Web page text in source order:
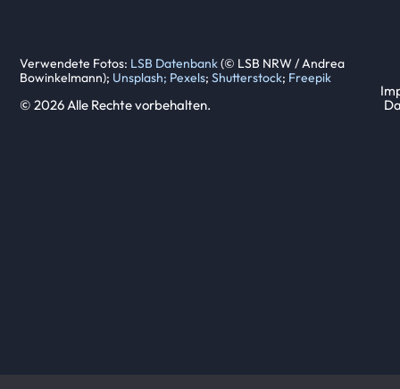
Verwendete Fotos: LSB Datenbank(© LSB NRW / Andrea
Bowinkelmann); Unsplash; Pexels;Shutterstock; Freepik
© 2026 Alle Rechte vorbehalten.